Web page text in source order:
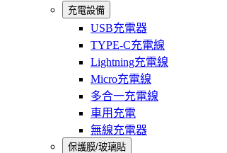
充電設備
USB充電器
TYPE-C充電線
Lightning充電線
Micro充電線
多合一充電線
車用充電
無線充電器
保護膜/玻璃貼